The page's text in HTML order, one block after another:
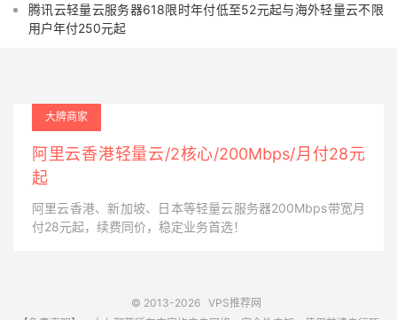
腾讯云轻量云服务器618限时年付低至52元起与海外轻量云不限
用户年付250元起
大牌商家
阿里云香港轻量云/2核心/200Mbps/月付28元
起
阿里云香港、新加坡、日本等轻量云服务器200Mbps带宽月
付28元起，续费同价，稳定业务首选！
© 2013-2026 VPS推荐网